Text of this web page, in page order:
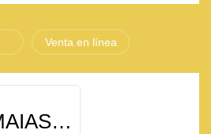
Venta en línea
MAIASHOP